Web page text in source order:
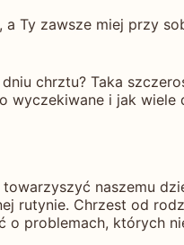
Ty zawsze miej przy
chrztu? Taka
wyczekiwane i jak wiele
naszemu
rutynie. Chrzest od
o problemach, których